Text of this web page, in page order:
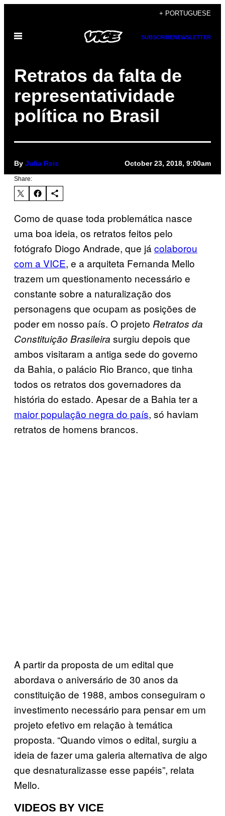
content
+ PORTUGUESE
Open
SUBSCRIBENEWSLETTER
Retratos da falta de
representatividade
política no Brasil
By Julia Reis October 23, 2018, 9:00am
Share:
Como de quase toda problemática nasce
uma boa ideia, os retratos feitos pelo
fotógrafo Diogo Andrade, que já colaborou
com a VICE, e a arquiteta Fernanda Mello
trazem um questionamento necessário e
constante sobre a naturalização dos
personagens que ocupam as posições de
poder em nosso país. O projeto Retratos da
Constituição Brasileira surgiu depois que
ambos visitaram a antiga sede do governo
da Bahia, o palácio Rio Branco, que tinha
todos os retratos dos governadores da
história do estado. Apesar de a Bahia ter a
maior população negra do país, só haviam
retratos de homens brancos.
A partir da proposta de um edital que
abordava o aniversário de 30 anos da
constituição de 1988, ambos conseguiram o
investimento necessário para pensar em um
projeto efetivo em relação à temática
proposta. “Quando vimos o edital, surgiu a
ideia de fazer uma galeria alternativa de algo
que desnaturalizasse esse papéis”, relata
Mello.
VIDEOS BY VICE